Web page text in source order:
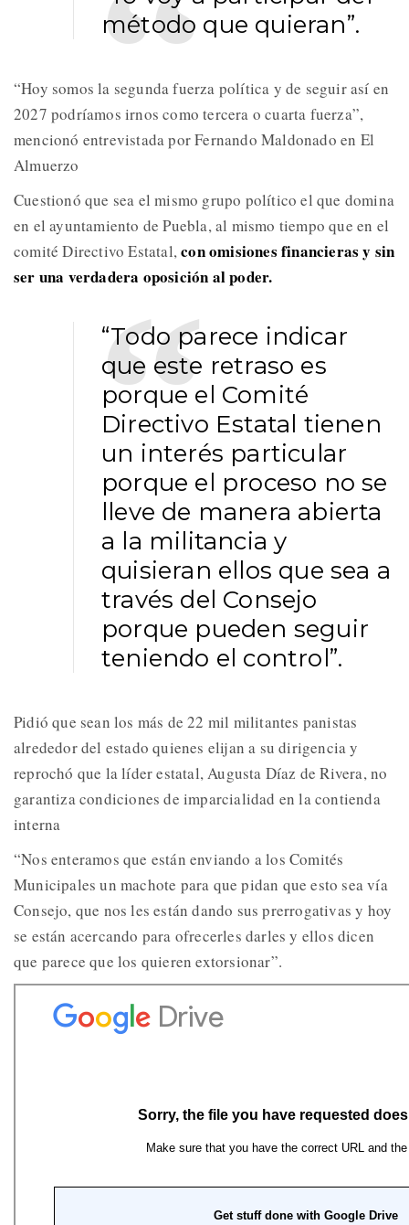
método que quieran”.
“Hoy somos la segunda fuerza política y de seguir así en
2027 podríamos irnos como tercera o cuarta fuerza”,
mencionó entrevistada por Fernando Maldonado en El
Almuerzo
Cuestionó que sea el mismo grupo político el que domina
en el ayuntamiento de Puebla, al mismo tiempo que en el
comité Directivo Estatal,con omisiones financieras y sin
ser una verdadera oposición al poder.
“Todo parece indicar
que este retraso es
porque el Comité
Directivo Estatal tienen
un interés particular
porque el proceso no se
lleve de manera abierta
a la militancia y
quisieran ellos que sea a
través del Consejo
porque pueden seguir
teniendo el control”.
Pidió que sean los más de 22 mil militantes panistas
alrededor del estado quienes elijan a su dirigencia y
reprochó que la líder estatal, Augusta Díaz de Rivera, no
garantiza condiciones de imparcialidad en la contienda
interna
“Nos enteramos que están enviando a los Comités
Municipales un machote para que pidan que esto sea vía
Consejo, que nos les están dando sus prerrogativas y hoy
se están acercando para ofrecerles darles y ellos dicen
que parece que los quieren extorsionar”.